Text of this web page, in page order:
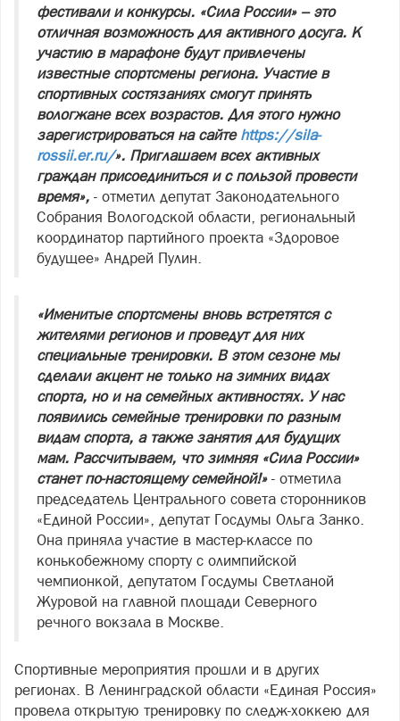
фестивали и конкурсы. «Сила России» – это
отличная возможность для активного досуга. К
участию в марафоне будут привлечены
известные спортсмены региона. Участие в
спортивных состязаниях смогут принять
вологжане всех возрастов. Для этого нужно
зарегистрироваться на сайте https://sila-
rossii.er.ru/». Приглашаем всех активных
граждан присоединиться и с пользой провести
время», - отметил депутат Законодательного
Собрания Вологодской области, региональный
координатор партийного проекта «Здоровое
будущее» Андрей Пулин.
«Именитые спортсмены вновь встретятся с
жителями регионов и проведут для них
специальные тренировки. В этом сезоне мы
сделали акцент не только на зимних видах
спорта, но и на семейных активностях. У нас
появились семейные тренировки по разным
видам спорта, а также занятия для будущих
мам. Рассчитываем, что зимняя «Сила России»
станет по-настоящему семейной!»- отметила
председатель Центрального совета сторонников
«Единой России», депутат Госдумы Ольга Занко.
Она приняла участие в мастер-классе по
конькобежному спорту с олимпийской
чемпионкой, депутатом Госдумы Светланой
Журовой на главной площади Северного
речного вокзала в Москве.
Спортивные мероприятия прошли и в других
регионах. В Ленинградской области «Единая Россия»
провела открытую тренировку по следж-хоккею для